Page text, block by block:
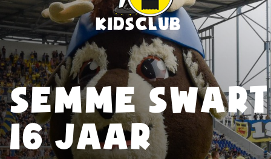
SEMME SWART
16 JAAR